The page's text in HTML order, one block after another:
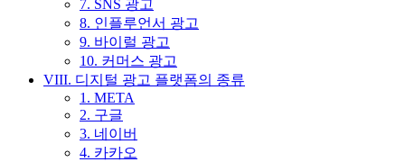
7. SNS 광고
8. 인플루언서 광고
9. 바이럴 광고
10. 커머스 광고
VIII. 디지털 광고 플랫폼의 종류
1. META
2. 구글
3. 네이버
4. 카카오